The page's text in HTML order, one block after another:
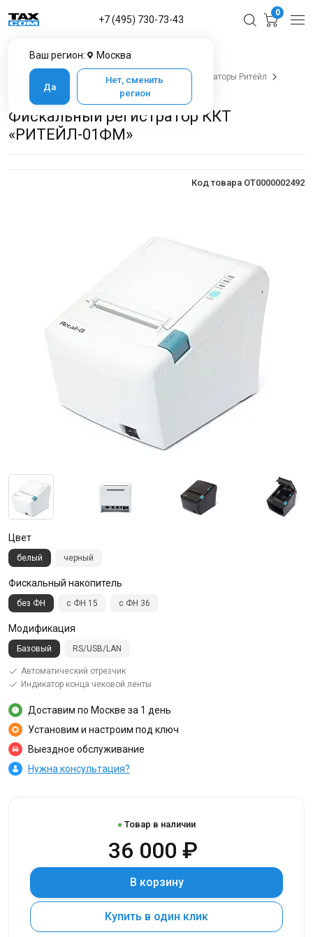
Ваш регион: Москва
Да
Нет, сменить
регион
+7 (495) 730-73-43
0
Фискальные регистраторы
Фискальные регистраторы Ритейл
Фискальный регистратор ККТ «РИТЕЙЛ-01ФМ»
Фискальный регистратор ККТ
«РИТЕЙЛ-01ФМ»
Код товара OT0000002492
Цвет
белый черный
Фискальный накопитель
без ФН с ФН 15 с ФН 36
Модификация
Базовый RS/USB/LAN
Автоматический отрезчик
Индикатор конца чековой ленты
Доставим по Москве за 1 день
Установим и настроим под ключ
Выездное обслуживание
Нужна консультация?
Товар в наличии
36 000 ₽
В корзину
Купить в один клик